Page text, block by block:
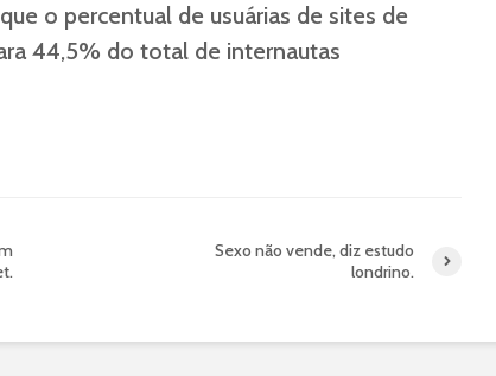
o percentual de usuárias de sites de
44,5% do total de internautas
Sexo não vende, diz estudo
londrino.